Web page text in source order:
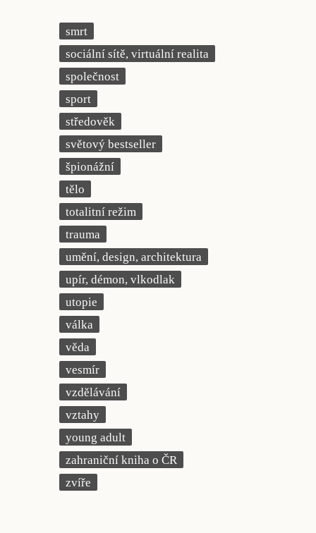
smrt
sociální sítě, virtuální realita
společnost
sport
středověk
světový bestseller
špionážní
tělo
totalitní režim
trauma
umění, design, architektura
upír, démon, vlkodlak
utopie
válka
věda
vesmír
vzdělávání
vztahy
young adult
zahraniční kniha o ČR
zvíře